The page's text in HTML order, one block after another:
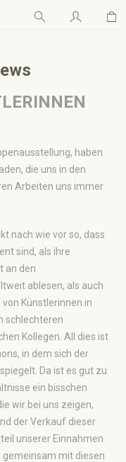
haben
die uns in den
Arbeiten uns immer
nach wie vor so, dass
sind, als ihre
an den
ablesen, als auch
Künstlerinnen in
schlechteren
Kollegen. All dies ist
in dem sich der
Da ist es gut zu
ein bisschen
wir bei uns zeigen,
der Verkauf dieser
unserer Einnahmen
gemeinsam mit diesen